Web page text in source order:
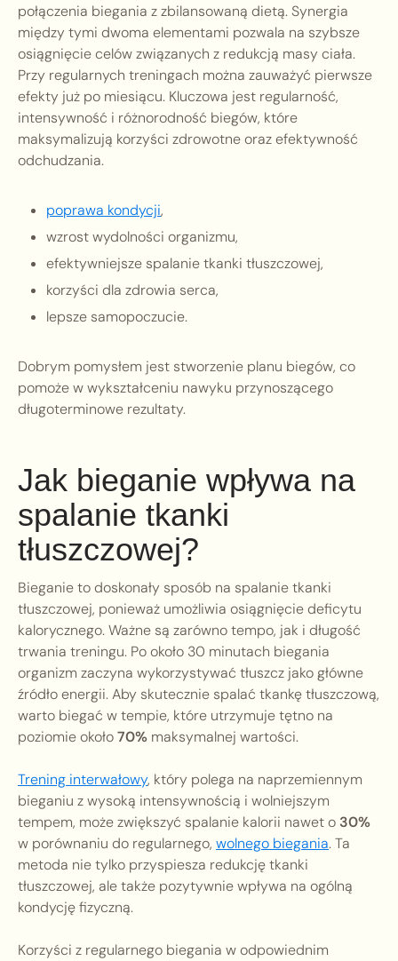
połączenia biegania z zbilansowaną dietą. Synergia
między tymi dwoma elementami pozwala na szybsze
osiągnięcie celów związanych z redukcją masy ciała.
Przy regularnych treningach można zauważyć pierwsze
efekty już po miesiącu. Kluczowa jest regularność,
intensywność i różnorodność biegów, które
maksymalizują korzyści zdrowotne oraz efektywność
odchudzania.
poprawa kondycji,
wzrost wydolności organizmu,
efektywniejsze spalanie tkanki tłuszczowej,
korzyści dla zdrowia serca,
lepsze samopoczucie.
Dobrym pomysłem jest stworzenie planu biegów, co
pomoże w wykształceniu nawyku przynoszącego
długoterminowe rezultaty.
Jak bieganie wpływa na
spalanie tkanki
tłuszczowej?
Bieganie to doskonały sposób na spalanie tkanki
tłuszczowej, ponieważ umożliwia osiągnięcie deficytu
kalorycznego. Ważne są zarówno tempo, jak i długość
trwania treningu. Po około 30 minutach biegania
organizm zaczyna wykorzystywać tłuszcz jako główne
źródło energii. Aby skutecznie spalać tkankę tłuszczową,
warto biegać w tempie, które utrzymuje tętno na
poziomie około70% maksymalnej wartości.
Trening interwałowy, który polega na naprzemiennym
bieganiu z wysoką intensywnością i wolniejszym
tempem, może zwiększyć spalanie kalorii nawet o 30%
w porównaniu do regularnego, wolnego biegania. Ta
metoda nie tylko przyspiesza redukcję tkanki
tłuszczowej, ale także pozytywnie wpływa na ogólną
kondycję fizyczną.
Korzyści z regularnego biegania w odpowiednim